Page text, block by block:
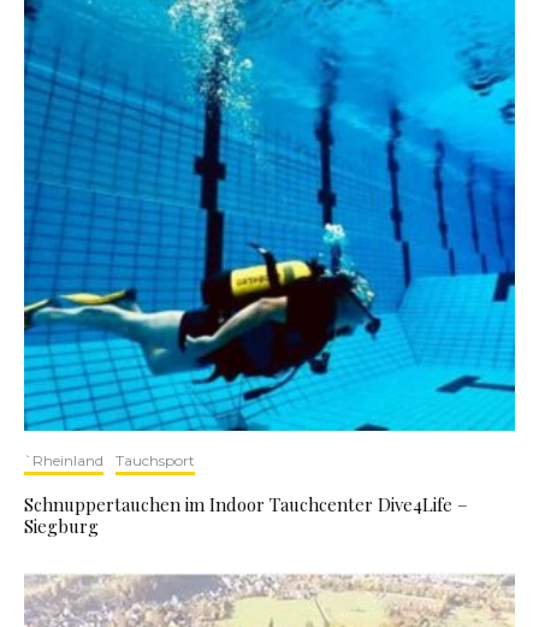
`Rheinland Tauchsport
Schnuppertauchen im Indoor Tauchcenter Dive4Life –
Siegburg